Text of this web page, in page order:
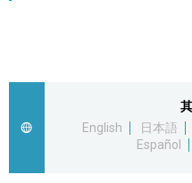
English
日本語
Español